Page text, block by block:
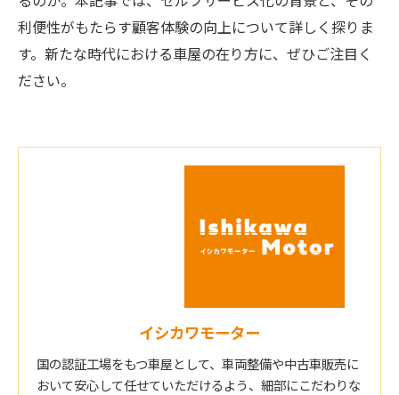
利便性がもたらす顧客体験の向上について詳しく探りま
す。新たな時代における車屋の在り方に、ぜひご注目く
ださい。
イシカワモーター
国の認証工場をもつ車屋として、車両整備や中古車販売に
おいて安心して任せていただけるよう、細部にこだわりな